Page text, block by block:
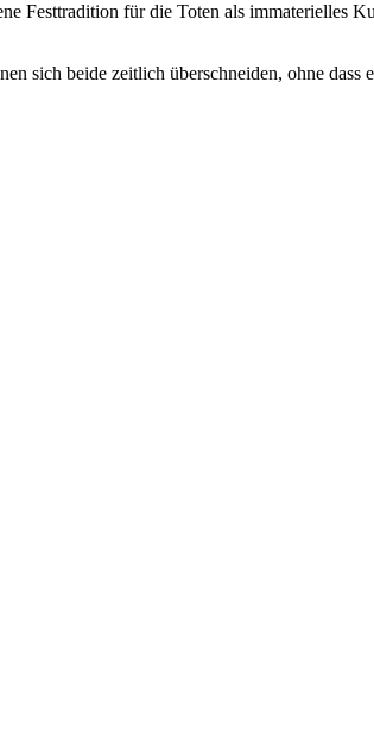
Festtradition für die Toten als immaterielles
sich beide zeitlich überschneiden, ohne dass